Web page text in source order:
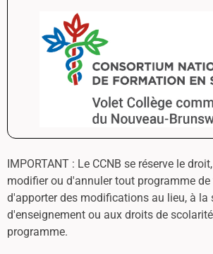
IMPORTANT : Le CCNB se réserve le
modifier ou d'annuler tout programme
d'apporter des modifications au lieu, à la
d'enseignement ou aux droits de
programme.